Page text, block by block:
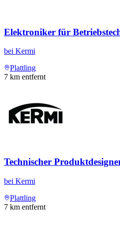
Elektroniker für
bei Kermi
Plattling
7 km entfernt
Technischer
bei Kermi
Plattling
7 km entfernt